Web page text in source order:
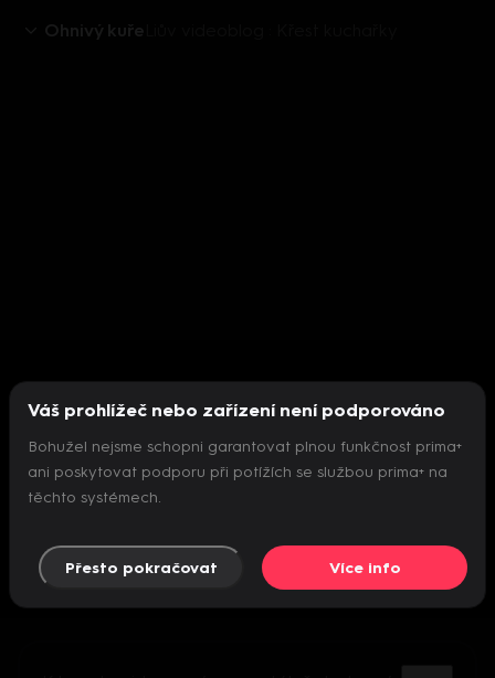
Ohnivý kuře
Nepodařilo se inicializovat přehrávač
Váš prohlížeč nebo zařízení není podporováno
Bohužel nejsme schopni garantovat plnou funkčnost prima+
ani poskytovat podporu při potížích se službou prima+ na
těchto systémech.
Přesto pokračovat Více info